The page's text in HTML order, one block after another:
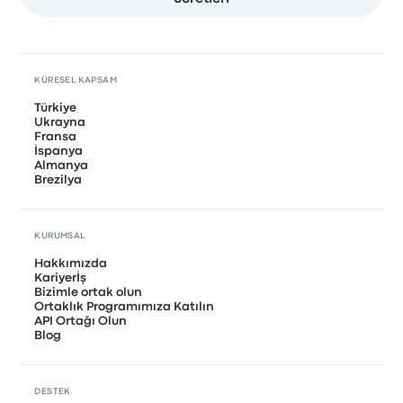
KÜRESEL KAPSAM
Türkiye
Ukrayna
Fransa
İspanya
Almanya
Brezilya
KURUMSAL
Hakkımızda
Kariyerİş
Bizimle ortak olun
Ortaklık Programımıza Katılın
API Ortağı Olun
Blog
DESTEK